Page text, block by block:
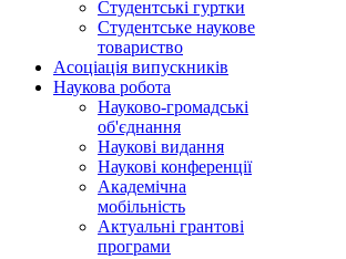
Студентські гуртки
Студентське наукове
товариство
Асоціація випускників
Наукова робота
Науково-громадські
об'єднання
Наукові видання
Наукові конференції
Академічна
мобільність
Актуальні грантові
програми